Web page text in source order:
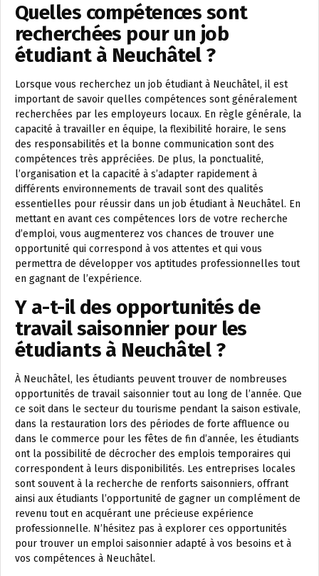
Quelles compétences sont
recherchées pour un job
étudiant à Neuchâtel ?
Lorsque vous recherchez un job étudiant à Neuchâtel, il est
important de savoir quelles compétences sont généralement
recherchées par les employeurs locaux. En règle générale, la
capacité à travailler en équipe, la flexibilité horaire, le sens
des responsabilités et la bonne communication sont des
compétences très appréciées. De plus, la ponctualité,
l’organisation et la capacité à s’adapter rapidement à
différents environnements de travail sont des qualités
essentielles pour réussir dans un job étudiant à Neuchâtel. En
mettant en avant ces compétences lors de votre recherche
d’emploi, vous augmenterez vos chances de trouver une
opportunité qui correspond à vos attentes et qui vous
permettra de développer vos aptitudes professionnelles tout
en gagnant de l’expérience.
Y a-t-il des opportunités de
travail saisonnier pour les
étudiants à Neuchâtel ?
À Neuchâtel, les étudiants peuvent trouver de nombreuses
opportunités de travail saisonnier tout au long de l’année. Que
ce soit dans le secteur du tourisme pendant la saison estivale,
dans la restauration lors des périodes de forte affluence ou
dans le commerce pour les fêtes de fin d’année, les étudiants
ont la possibilité de décrocher des emplois temporaires qui
correspondent à leurs disponibilités. Les entreprises locales
sont souvent à la recherche de renforts saisonniers, offrant
ainsi aux étudiants l’opportunité de gagner un complément de
revenu tout en acquérant une précieuse expérience
professionnelle. N’hésitez pas à explorer ces opportunités
pour trouver un emploi saisonnier adapté à vos besoins et à
vos compétences à Neuchâtel.